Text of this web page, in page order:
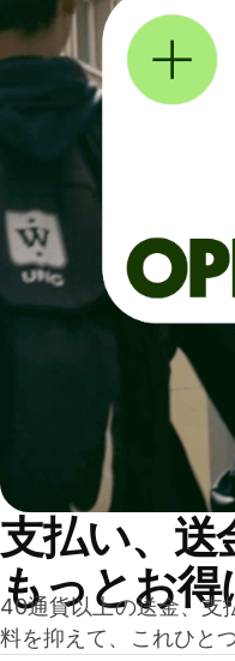
支払い、送
もっとお得
40通貨以上の送金、支
料を抑えて、これひと